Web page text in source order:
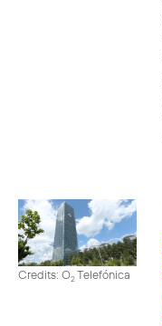
Credits: O2Telefónica